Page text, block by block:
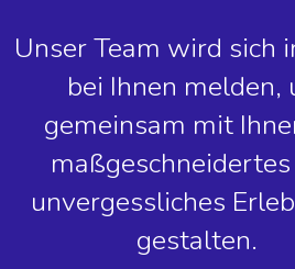
Unser Team wird sich
bei Ihnen melden,
gemeinsam mit
unvergessliches
gestalten.